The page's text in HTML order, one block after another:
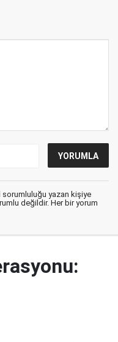
sorumluluğu yazan kişiye
değildir. Her bir yorum